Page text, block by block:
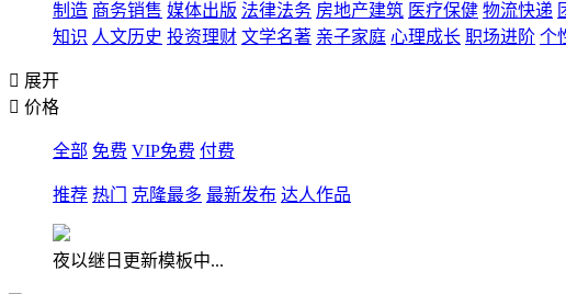
制造 商务销售 媒体出版 法律法务 房地产建筑 医疗保健 物流快递
知识 人文历史 投资理财 文学名著 亲子家庭 心理成长 职场进阶 个
 展开
 价格
全部 免费 VIP免费 付费
推荐 热门 克隆最多 最新发布 达人作品
夜以继日更新模板中...